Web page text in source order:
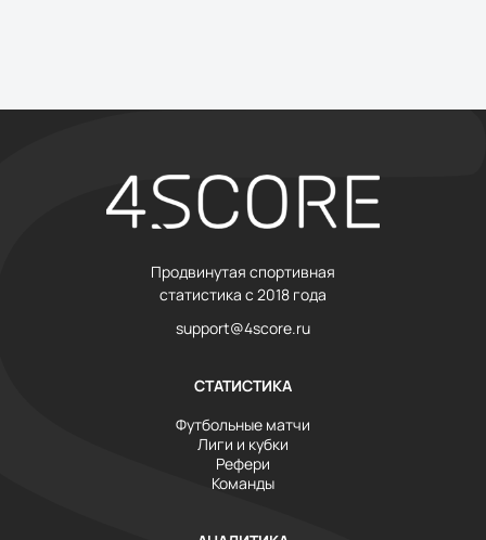
Продвинутая спортивная
статистика с 2018 года
support@4score.ru
СТАТИСТИКА
Футбольные матчи
Лиги и кубки
Рефери
Команды